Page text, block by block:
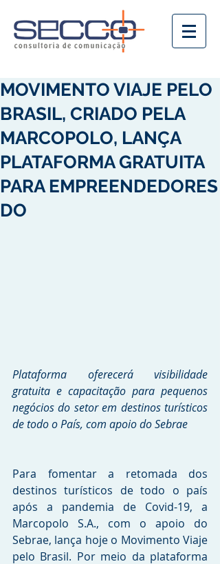
MOVIMENTO VIAJE PELO
BRASIL, CRIADO PELA
MARCOPOLO, LANÇA
PLATAFORMA GRATUITA
PARA EMPREENDEDORES
DO
Plataforma oferecerá visibilidade
gratuita e capacitação para pequenos
negócios do setor em destinos turísticos
de todo o País, com apoio do Sebrae
Para fomentar a retomada dos
destinos turísticos de todo o país
após a pandemia de Covid-19, a
Marcopolo S.A., com o apoio do
Sebrae, lança hoje o Movimento Viaje